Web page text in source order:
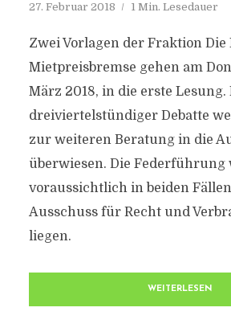
27. Februar 2018 1 Min. Lesedauer
Zwei Vorlagen der Fraktion
Mietpreisbremse gehen am
März 2018, in die erste Lesung.
dreiviertelstündiger Debatte
zur weiteren Beratung in die
überwiesen. Die Federführung
voraussichtlich in beiden
Ausschuss für Recht und
liegen.
WEITERLESEN